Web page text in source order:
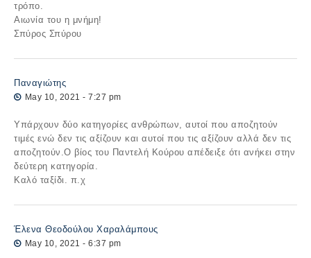
τρόπο.
Αιωνία του η μνήμη!
Σπύρος Σπύρου
Παναγιώτης
May 10, 2021 - 7:27 pm
Υπάρχουν δύο κατηγορίες ανθρώπων, αυτοί που αποζητούν
τιμές ενώ δεν τις αξίζουν και αυτοί που τις αξίζουν αλλά δεν τις
αποζητούν.Ο βίος του Παντελή Κούρου απέδειξε ότι ανήκει στην
δεύτερη κατηγορία.
Καλό ταξίδι. π.χ
Έλενα Θεοδούλου Χαραλάμπους
May 10, 2021 - 6:37 pm